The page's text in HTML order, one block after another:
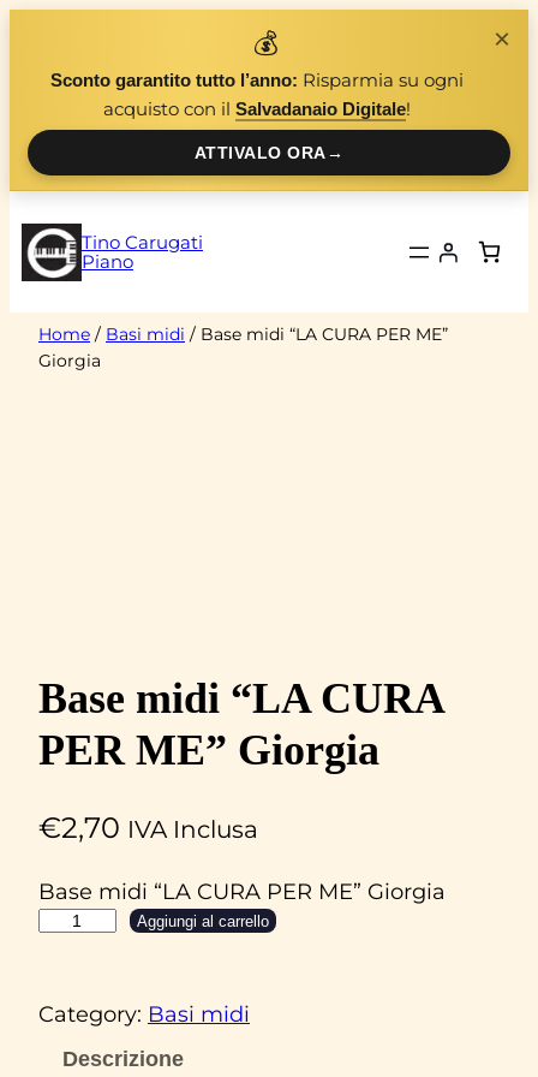
contenuto
💰
Sconto garantito tutto l’anno: Risparmia su ogni
acquisto con il Salvadanaio Digitale!
ATTIVALO ORA→
×
Tino Carugati
Piano
Home / Basi midi / Base midi “LA CURA PER ME”
Giorgia
Base midi “LA CURA
PER ME” Giorgia
€2,70 IVA Inclusa
Base midi “LA CURA PER ME” Giorgia
e
Aggiungi al carrello
Category: Basi midi
Descrizione